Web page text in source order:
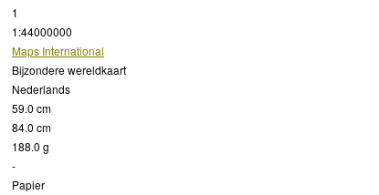
1
1:44000000
Maps International
Bijzondere wereldkaart
Nederlands
59.0 cm
84.0 cm
188.0 g
-
Papier